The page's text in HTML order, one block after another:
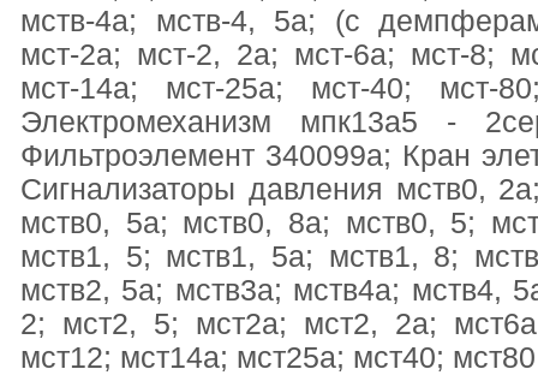
мств-4а; мств-4, 5а; (с
мст-2а; мст-2, 2а; мст-6а; мст-8;
мст-14а; мст-25а; мст-40; мст-
Электромеханизм мпк13а5 -
Фильтроэлемент 340099а; Кран
Сигнализаторы давления мств0,
мств0, 5а; мств0, 8а; мств0, 5;
мств1, 5; мств1, 5а; мств1, 8;
мств2, 5а; мств3а; мств4а; мств4,
2; мст2, 5; мст2а; мст2, 2а;
мст12; мст14а; мст25а; мст40;